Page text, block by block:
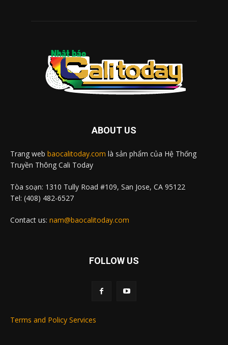
ABOUT US
Trang web baocalitoday.com là sản phẩm của Hệ Thống
Truyền Thông Cali Today
Tòa soạn: 1310 Tully Road #109, San Jose, CA 95122
Tel: (408) 482-6527
Contact us: nam@baocalitoday.com
FOLLOW US
Terms and Policy Services